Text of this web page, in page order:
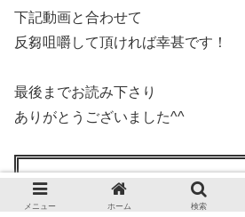
下記動画と合わせて
反芻咀嚼して頂ければ幸甚です！
最後までお読み下さり
ありがとうございました^^
30%オフ専用コード：JPHZ70
ライバル商品リサーチ：21H3VV
メニュー ホーム 検索